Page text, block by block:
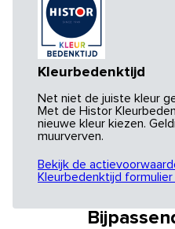
Kleurbedenktijd
Net niet de juiste kleur
Met de Histor
nieuwe kleur kiezen.
muurverven.
Bekijk de
Kleurbedenktijd formulier